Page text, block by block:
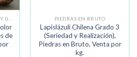
de
PIEDRAS EN BRUTO
Lapislázuli Chilena Grado 3
(Seriedad y Realización),
Piedras en Bruto, Venta por
kg.